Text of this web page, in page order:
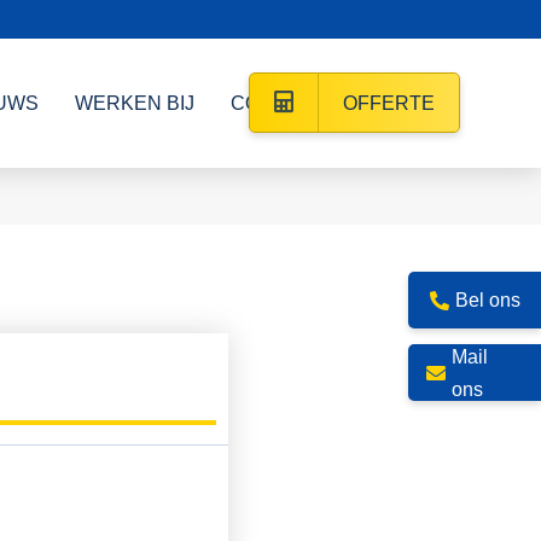
WERKEN BIJ CONTACT OFFERTE
Bel ons
Mail
ons